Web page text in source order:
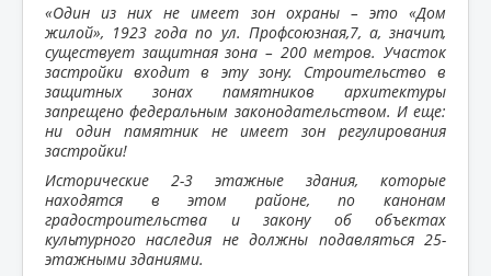
«Один из них не имеет зон охраны – это «Дом
жилой», 1923 года по ул. Профсоюзная,7, а, значит,
существует защитная зона – 200 метров. Участок
застройки входит в эту зону. Строительство в
защитных зонах памятников архитектуры
запрещено федеральным законодательством. И еще:
ни один памятник не имеет зон регулирования
застройки!
Исторические 2-3 этажные здания, которые
находятся в этом районе, по канонам
градостроительства и закону об объектах
культурного наследия не должны подавляться 25-
этажными зданиями.